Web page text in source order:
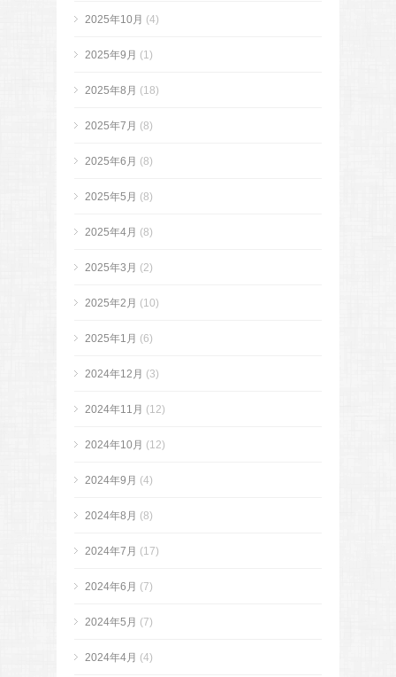
2025年10月 (4)
2025年9月 (1)
2025年8月 (18)
2025年7月 (8)
2025年6月 (8)
2025年5月 (8)
2025年4月 (8)
2025年3月 (2)
2025年2月 (10)
2025年1月 (6)
2024年12月 (3)
2024年11月 (12)
2024年10月 (12)
2024年9月 (4)
2024年8月 (8)
2024年7月 (17)
2024年6月 (7)
2024年5月 (7)
2024年4月 (4)